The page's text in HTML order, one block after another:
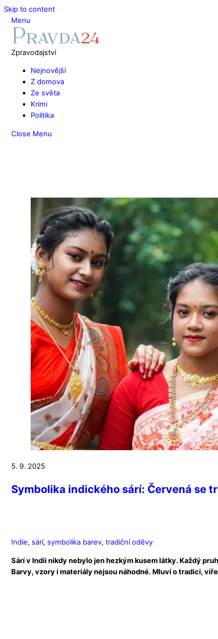
Skip to content
Menu
Zpravodajství
Nejnovější
Z domova
Ze světa
Krimi
Politika
Close Menu
5. 9. 2025
Symbolika indického sárí: Červená se
Indie, sárí, symbolika barev, tradiční oděvy
Sárí v Indii nikdy nebylo jen hezkým kusem látky. Každý
Barvy, vzory i materiály nejsou náhodné. Mluví o tradici,